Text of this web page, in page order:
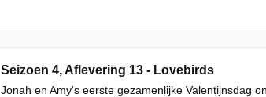
Seizoen 4, Aflevering 13 - Lovebirds
Jonah en Amy's eerste gezamenlijke Valentijnsdag